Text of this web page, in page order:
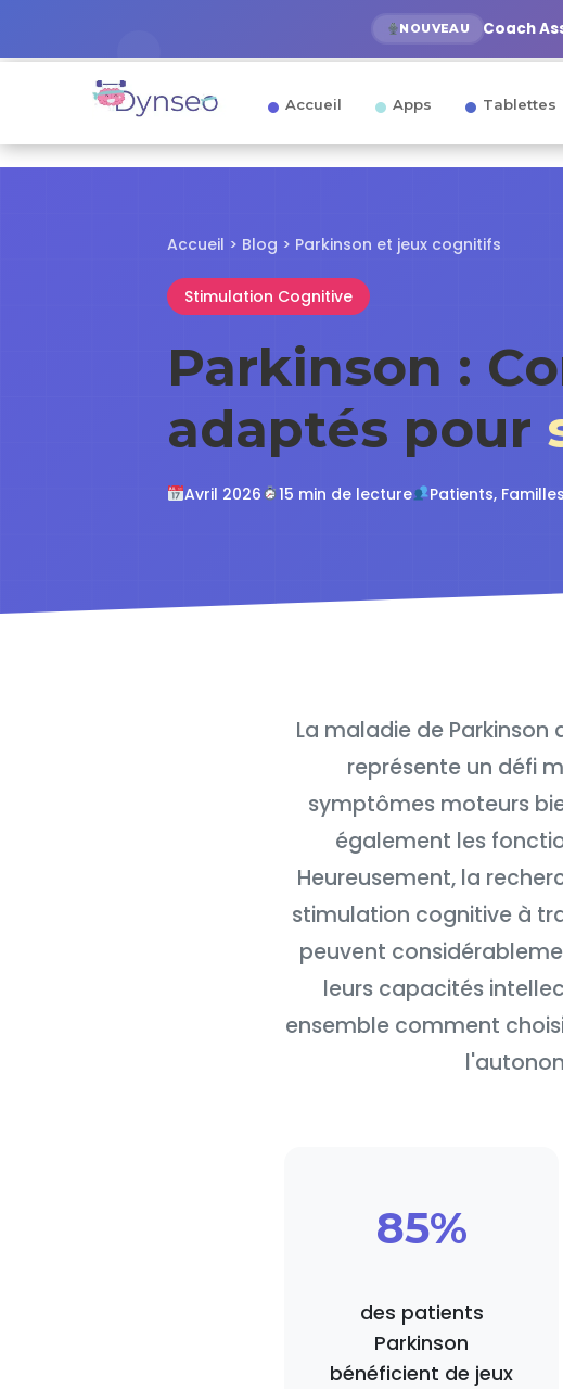
NOUVEAU Coach
Accueil Apps Tablettes
Accueil > Blog > Parkinson et jeux cognitifs
Stimulation Cognitive
Parkinson :
adaptés pour
Avril 2026 15 min de lecture Patients,
La maladie de
représente un défi
symptômes moteurs
également les
Heureusement, la
stimulation cognitive à
peuvent
leurs capacités
ensemble comment
85%
des patients
Parkinson
bénéficient de jeux